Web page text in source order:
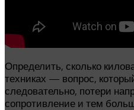
Определить, сколько
техниках — вопрос,
следовательно, потери
сопротивление и тем